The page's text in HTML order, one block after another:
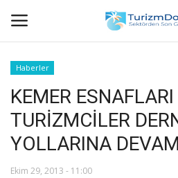
Anasayfa
Bize Ulaşın
Künye
Haberler
KEMER
TURİZMCİLER
YOLLARINA
Ekim 29, 2013 - 11:00